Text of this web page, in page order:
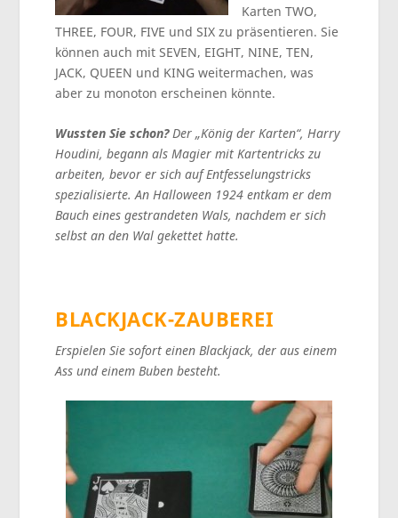
Karten TWO,
THREE, FOUR, FIVE und SIX zu präsentieren. Sie
können auch mit SEVEN, EIGHT, NINE, TEN,
JACK, QUEEN und KING weitermachen, was
aber zu monoton erscheinen könnte.
Wussten Sie schon?Der „König der Karten“, Harry
Houdini, begann als Magier mit Kartentricks zu
arbeiten, bevor er sich auf Entfesselungstricks
spezialisierte. An Halloween 1924 entkam er dem
Bauch eines gestrandeten Wals, nachdem er sich
selbst an den Wal gekettet hatte.
BLACKJACK-ZAUBEREI
Erspielen Sie sofort einen Blackjack, der aus einem
Ass und einem Buben besteht.